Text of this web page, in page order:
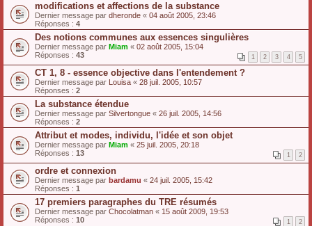
modifications et affections de la substance
Dernier message par dheronde « 04 août 2005, 23:46
Réponses : 4
Des notions communes aux essences singulières
Dernier message par Miam « 02 août 2005, 15:04
Réponses : 43 1 2 3 4 5
CT 1, 8 - essence objective dans l'entendement ?
Dernier message par Louisa « 28 juil. 2005, 10:57
Réponses : 2
La substance étendue
Dernier message par Silvertongue « 26 juil. 2005, 14:56
Réponses : 2
Attribut et modes, individu, l'idée et son objet
Dernier message par Miam « 25 juil. 2005, 20:18
Réponses : 13 1 2
ordre et connexion
Dernier message par bardamu « 24 juil. 2005, 15:42
Réponses : 1
17 premiers paragraphes du TRE résumés
Dernier message par Chocolatman « 15 août 2009, 19:53
Réponses : 10 1 2